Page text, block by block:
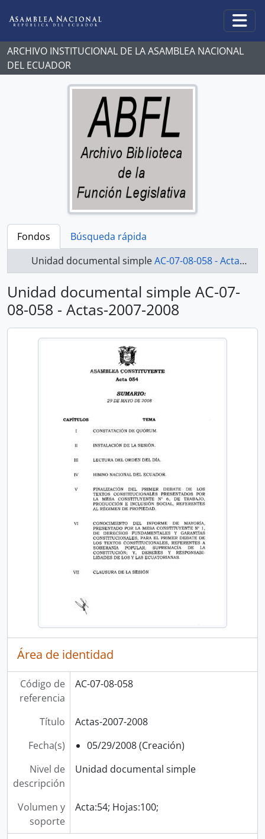
ARCHIVO INSTITUCIONAL DE LA ASAMBLEA NACIONAL
DEL ECUADOR
Fondos
Búsqueda rápida
Unidad documental simpleAC-07-08-058 - Actas-2007-2008
Unidad documental simple AC-07-
08-058 - Actas-2007-2008
Área de identidad
Código de
referencia
AC-07-08-058
Título
Actas-2007-2008
Fecha(s)
05/29/2008 (Creación)
Nivel de
descripción
Unidad documental simple
Volumen y
soporte
Acta:54; Hojas:100;